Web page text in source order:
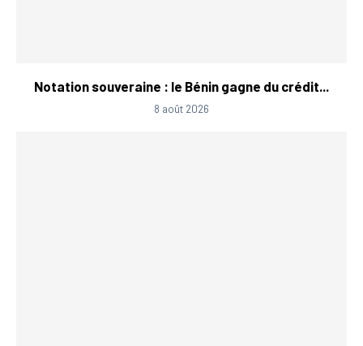
Notation souveraine : le Bénin gagne du crédit...
8 août 2026